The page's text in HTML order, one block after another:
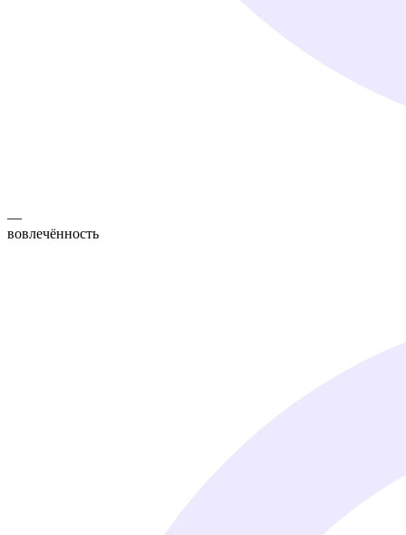
—
вовлечённость